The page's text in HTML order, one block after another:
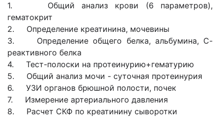
1. Общий анализ крови (6 параметров),
гематокрит
2. Определение креатинина, мочевины
3. Определение общего белка, альбумина, С-
реактивного белка
4. Тест-полоски на протеинурию+гематурию
5. Общий анализ мочи - суточная протеинурия
6. УЗИ органов брюшной полости, почек
7. Измерение артериального давления
8. Расчет СКФ по креатинину сыворотки